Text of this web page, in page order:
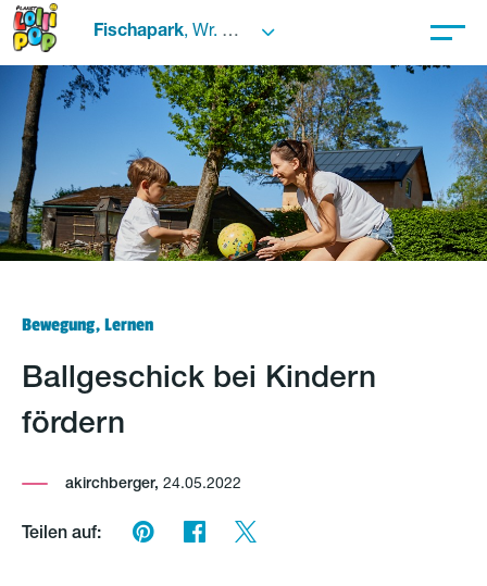
Fischapark, Wr. Neustadt
Bewegung, Lernen
Ballgeschick bei Kindern
fördern
akirchberger, 24.05.2022
Teilen auf: